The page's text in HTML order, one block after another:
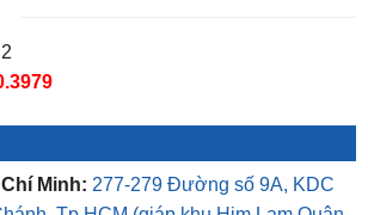
Minh: 277-279 Đường số 9A, KDC
Tp.HCM